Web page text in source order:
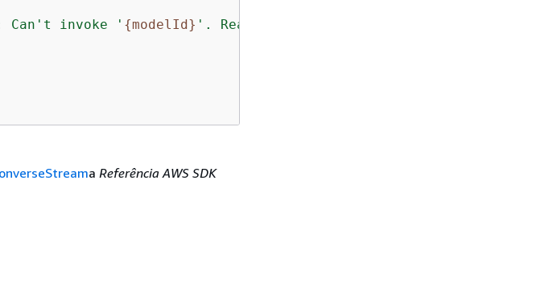
Can't invoke ' {modelId} '. Reason:
a Referência AWS SDK